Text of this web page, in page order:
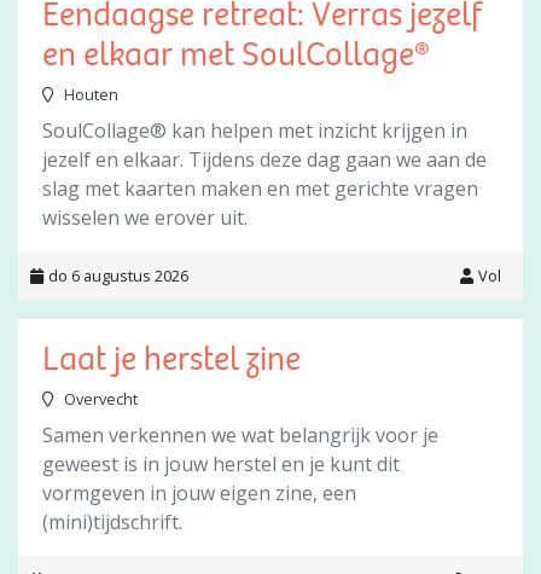
Eendaagse retreat: Verras jezelf
en elkaar met SoulCollage®
Houten
SoulCollage® kan helpen met inzicht krijgen in
jezelf en elkaar. Tijdens deze dag gaan we aan de
slag met kaarten maken en met gerichte vragen
wisselen we erover uit.
do 6 augustus 2026 Vol
Laat je herstel zine
Overvecht
Samen verkennen we wat belangrijk voor je
geweest is in jouw herstel en je kunt dit
vormgeven in jouw eigen zine, een
(mini)tijdschrift.